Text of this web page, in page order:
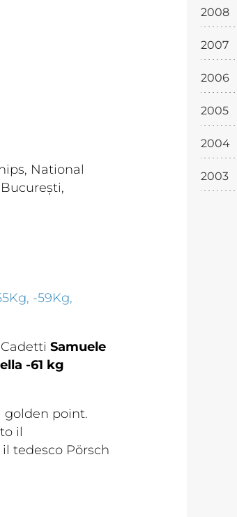
National
-59Kg,
Samuele
-61 kg
golden point.
il
tedesco Pörsch
2008
2007
2006
2005
2004
2003